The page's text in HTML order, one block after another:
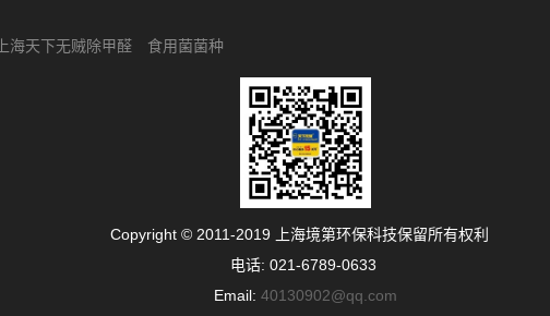
上海天下无贼除甲醛 食用菌菌种
Copyright © 2011-2019 上海境第环保科技保留所有权利
电话: 021-6789-0633
Email: 40130902@qq.com